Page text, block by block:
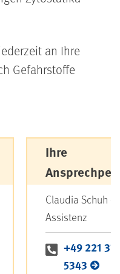
an Ihre
Gefahrstoffe
Ihre
Claudia Schuh -
Assistenz
+49 221
5343